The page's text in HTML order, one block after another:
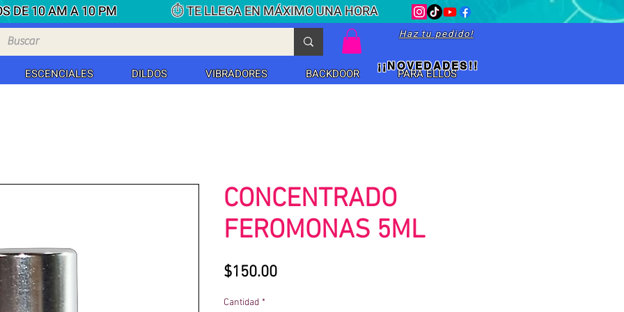
ESCENCIALES DILDOS VIBRADORES BACKDOOR PARA ELLOS
DE 10 AM A 10 PM ⏱ TE LLEGA EN MÁXIMO UNA HORA
Haz tu pedido!
¡¡NOVEDADES!!
CONCENTRADO
FEROMONAS 5ML
$150.00Precio
Cantidad *